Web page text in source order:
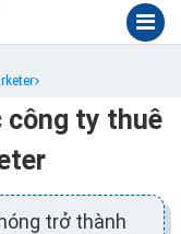
công ty thuê
trở thành